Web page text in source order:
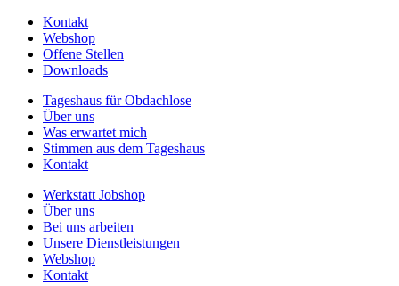
Kontakt
Webshop
Offene Stellen
Downloads
Tageshaus für Obdachlose
Über uns
Was erwartet mich
Stimmen aus dem Tageshaus
Kontakt
Werkstatt Jobshop
Über uns
Bei uns arbeiten
Unsere Dienstleistungen
Webshop
Kontakt